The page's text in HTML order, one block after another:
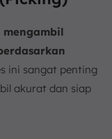
mengambil
ini sangat penting
akurat dan siap